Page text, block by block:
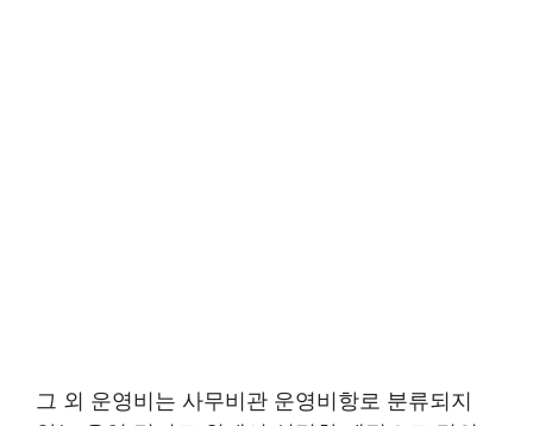
그 외 운영비는 사무비관 운영비항로 분류되지